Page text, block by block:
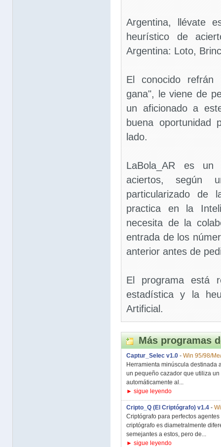
Argentina, llévate
heurístico de
Argentina: Loto,
El conocido
gana", le viene de
un aficionado a
buena
lado.
LaBola_AR es un
aciertos, según
particularizado de
practica en la
necesita de la
entrada de los
anterior antes de
El programa está
estadística y la
Artificial.
Más programas
Captur_Selec v1.0 - Win 95/98/
Herramienta minúscula destinada
un pequeño cazador que utiliza
automáticamente al...
► sigue leyendo
Cripto_Q (El Criptógrafo) v1.4 -
Criptógrafo para perfectos
criptógrafo es diametralmente
semejantes a estos, pero de...
► sigue leyendo